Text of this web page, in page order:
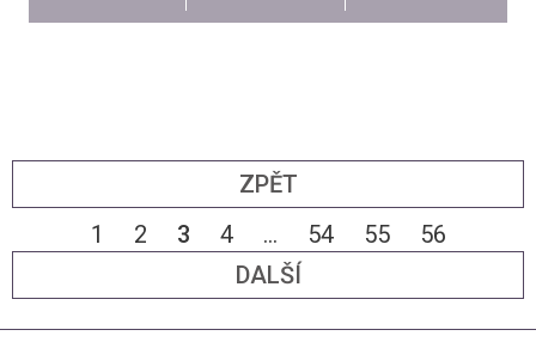
ZPĚT
1
2 3 4 ... 54 55
56
DALŠÍ